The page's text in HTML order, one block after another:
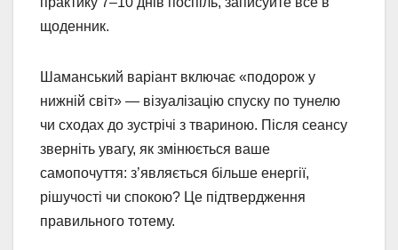
щоденник.
Шаманський варіант включає «подорож у
нижній світ» — візуалізацію спуску по тунелю
чи сходах до зустрічі з твариною. Після сеансу
зверніть увагу, як змінюється ваше
самопочуття: з’являється більше енергії,
рішучості чи спокою? Це підтвердження
правильного тотему.